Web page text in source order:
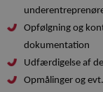
Opfølgning og
dokumentation
Udfærdigelse af
Opmålinger og